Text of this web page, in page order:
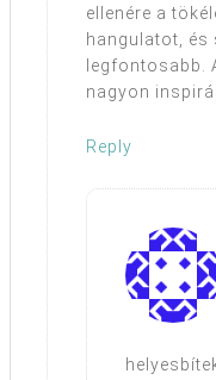
ellenére a
hangulatot, és
legfontosabb.
nagyon
Reply